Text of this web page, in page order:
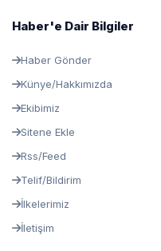
Haber'e Dair Bilgiler
Haber Gönder
Künye/Hakkımızda
Ekibimiz
Sitene Ekle
Rss/Feed
Telif/Bildirim
İlkelerimiz
İletişim